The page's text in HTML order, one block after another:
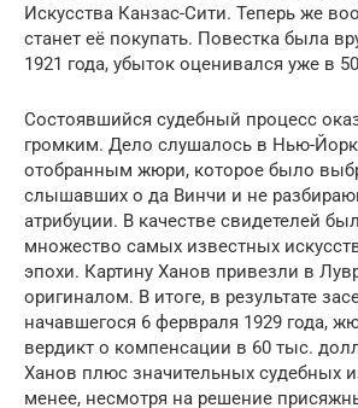
Искусства Канзас-Сити. Теперь же
станет её покупать. Повестка была
1921 года, убыток оценивался уже в
Состоявшийся судебный процесс
громким. Дело слушалось в Нью-
отобранным жюри, которое было
слышавших о да Винчи и не
атрибуции. В качестве свидетелей
множество самых известных
эпохи. Картину Ханов привезли в
оригиналом. В итоге, в результате
начавшегося 6 фервраля 1929 года,
вердикт о компенсации в 60 тыс.
Ханов плюс значительных судебных
менее, несмотря на решение